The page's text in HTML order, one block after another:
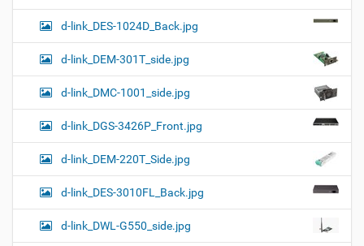
d-link_DES-1024D_Back.jpg
d-link_DEM-301T_side.jpg
d-link_DMC-1001_side.jpg
d-link_DGS-3426P_Front.jpg
d-link_DEM-220T_Side.jpg
d-link_DES-3010FL_Back.jpg
d-link_DWL-G550_side.jpg